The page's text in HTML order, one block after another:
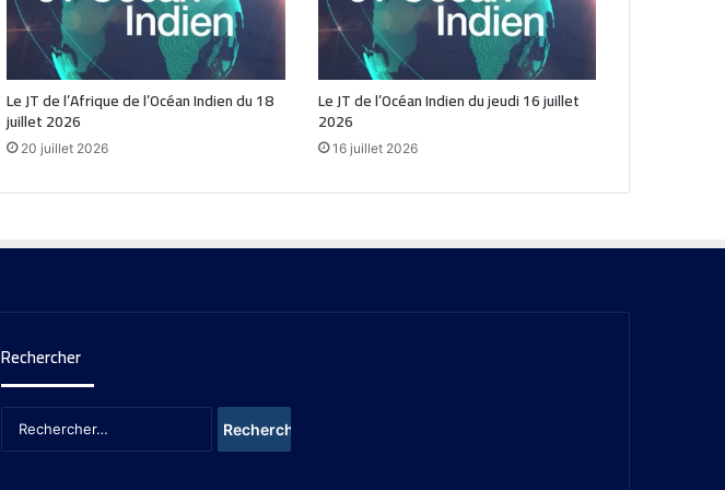
Le JT de l’Afrique de l’Océan Indien du 18
juillet 2026
20 juillet 2026
Le JT de l’Océan Indien du jeudi 16 juillet
2026
16 juillet 2026
Rechercher